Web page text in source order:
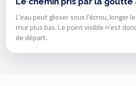
L’eau peut glisser sous l’écrou, longer
mur plus bas. Le point visible n’est
de départ.